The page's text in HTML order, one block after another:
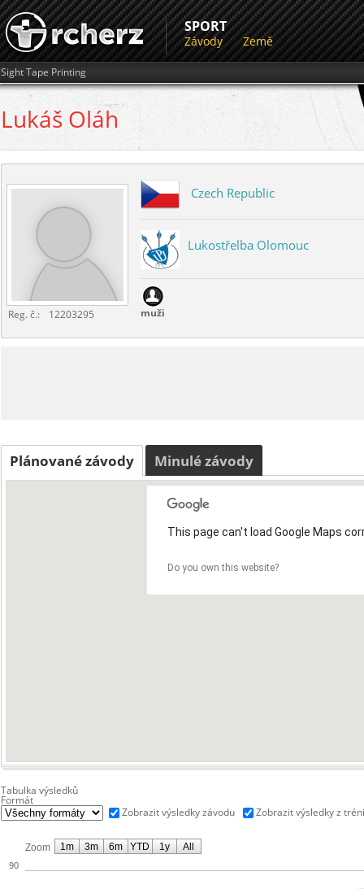
SPORT
Závody Země
Sight Tape Printing
Lukáš Oláh
Reg. č.: 12203295
Czech Republic
Lukostřelba Olomouc
muži
Plánované závody Minulé závody
This page can't load Google Maps
Do you own this website?
Tabulka výsledků
Formát
Zobrazit výsledky závodu
Zobrazit výsledky z
Zoom
90
1m 3m 6m YTD 1y All